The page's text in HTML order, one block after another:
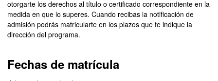
otorgarte los derechos al título o certificado correspondiente en la
medida en que lo superes. Cuando recibas la notificación de
admisión podrás matricularte en los plazos que te indique la
dirección del programa.
Fechas de matrícula